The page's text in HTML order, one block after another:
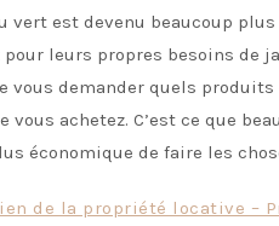
vert est devenu beaucoup
leurs propres besoins de
vous demander quels
vous achetez. C’est ce que
économique de faire les
de la propriété locative –